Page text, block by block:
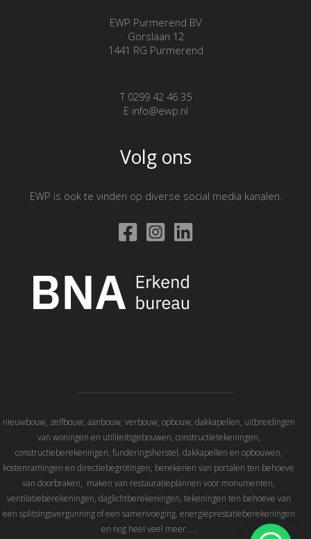
EWP Purmerend BV
Gorslaan 12
1441 RG Purmerend
T 0299 42 46 35
E info@ewp.nl
Volg ons
EWP is ook te vinden op diverse social media kanalen.
nieuwbouw, zelfbouw, aanbouw, verbouw, opbouw, dakkapellen, uitbreidingen
van woningen en utiliteitsgebouwen, constructietekeningen,
constructieberekeningen, funderingsherstel, dakkapellen en opbouwen,
kostenramingen en directiebegrotingen, berekenen van portalen ten behoeve
van doorbraken, maken van restauratieplannen voor monumenten,
ventilatieberekeningen, daglichtberekeningen, tekeningen ten behoeve van
een splitsingsvergunning of een samenvoeging, energieprestatieberekeningen
en nog heel veel meer…..